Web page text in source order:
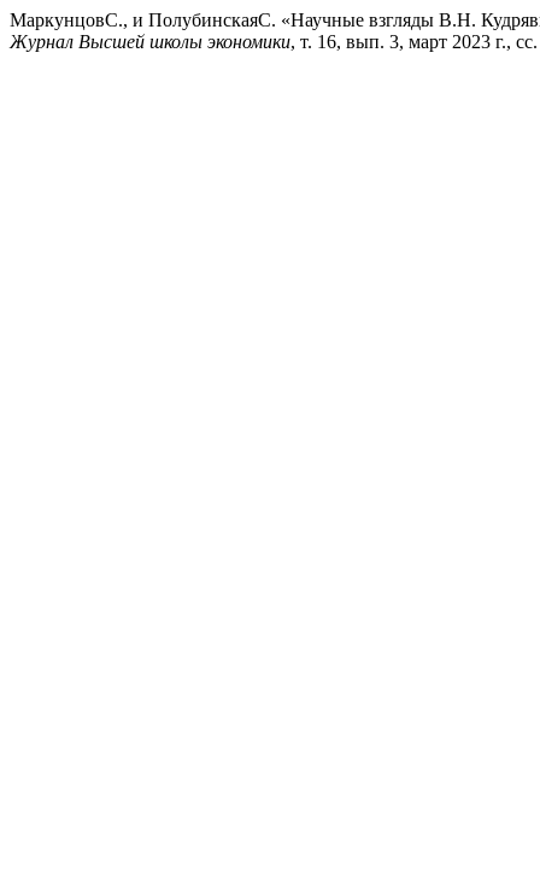
МаркунцовС., и ПолубинскаяС. «Научные взгляды В.Н.
Журнал Высшей школы экономики, т. 16, вып. 3, март 2023 г.,